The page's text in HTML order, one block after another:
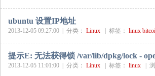
ubuntu 设置IP地址
2013-12-05 09:27:00 | 分类： Linux 标签： linux
提示E: 无法获得锁 /var/lib/dpkg/lock -
2013-12-05 11:01:00 | 分类： Linux 标签： linux